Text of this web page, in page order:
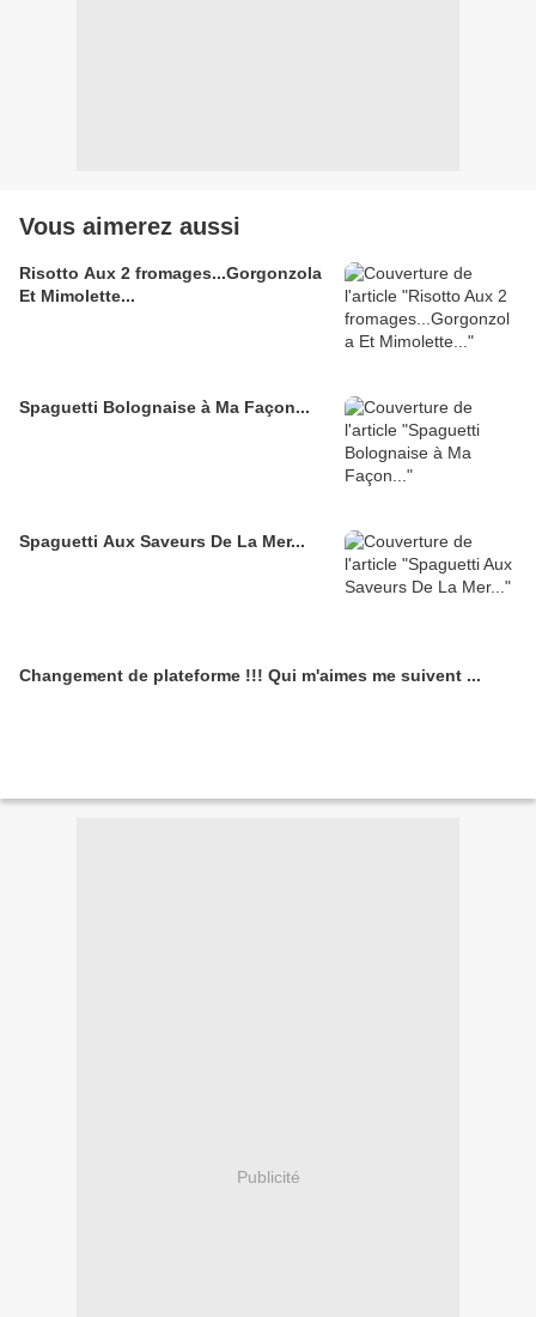
Vous aimerez aussi
Risotto Aux 2 fromages...Gorgonzola
Et Mimolette...
Spaguetti Bolognaise à Ma Façon...
Spaguetti Aux Saveurs De La Mer...
Changement de plateforme !!! Qui m'aimes me suivent ...
Publicité